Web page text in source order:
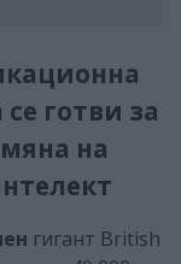
готви за
на
гигант British